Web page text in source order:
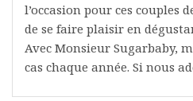
l’occasion pour ces couples
de se faire plaisir en
Avec Monsieur Sugarbaby,
cas chaque année. Si nous